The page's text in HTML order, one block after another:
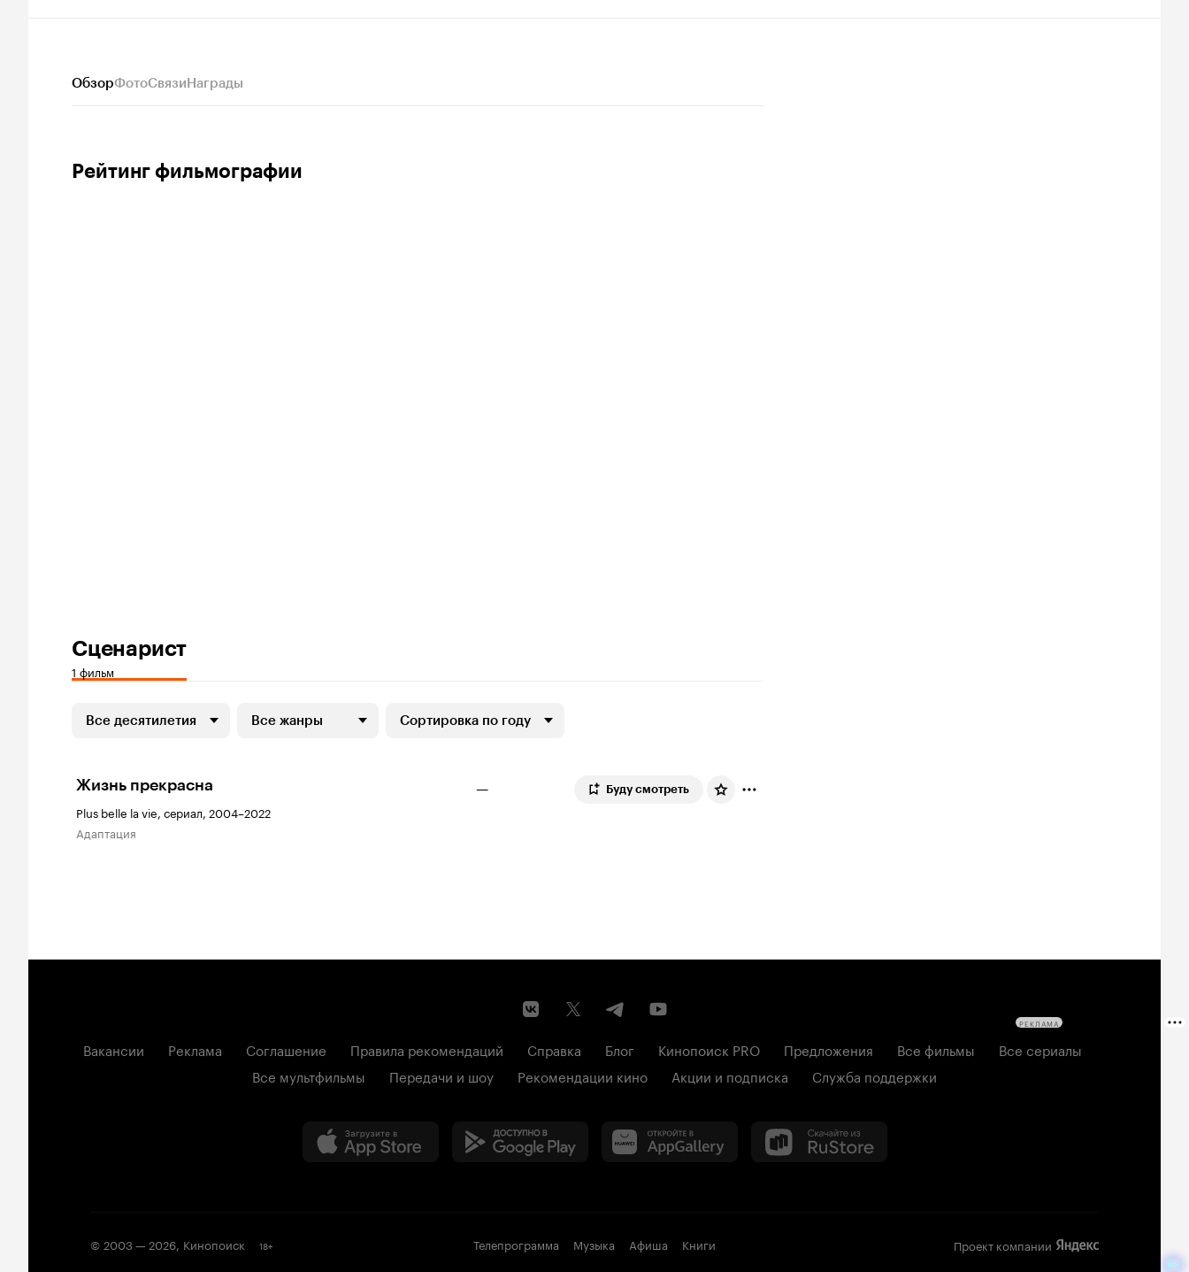
ОбзорФотоСвязиНаграды
Рейтинг фильмографии
Сценарист
1 фильм
Все десятилетия Все жанры Сортировка по году
Жизнь прекрасна
Plus belle la vie, сериал, 2004–2022
адаптация
— Буду смотреть
Вакансии Реклама Соглашение Правила рекомендаций Справка Блог Кинопоиск PRO Предложения Все фильмы
Все сериалы
Все мультфильмы
Передачи и шоу Рекомендации кино Акции и подписка Служба поддержки
© 2003 —2026, Кинопоиск 18+ Телепрограмма Музыка Афиша Книги Проект компании
РЕКЛАМА